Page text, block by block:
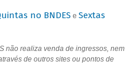
no BNDES e Sextas
não realiza venda de ingressos, nem
de outros sites ou pontos de